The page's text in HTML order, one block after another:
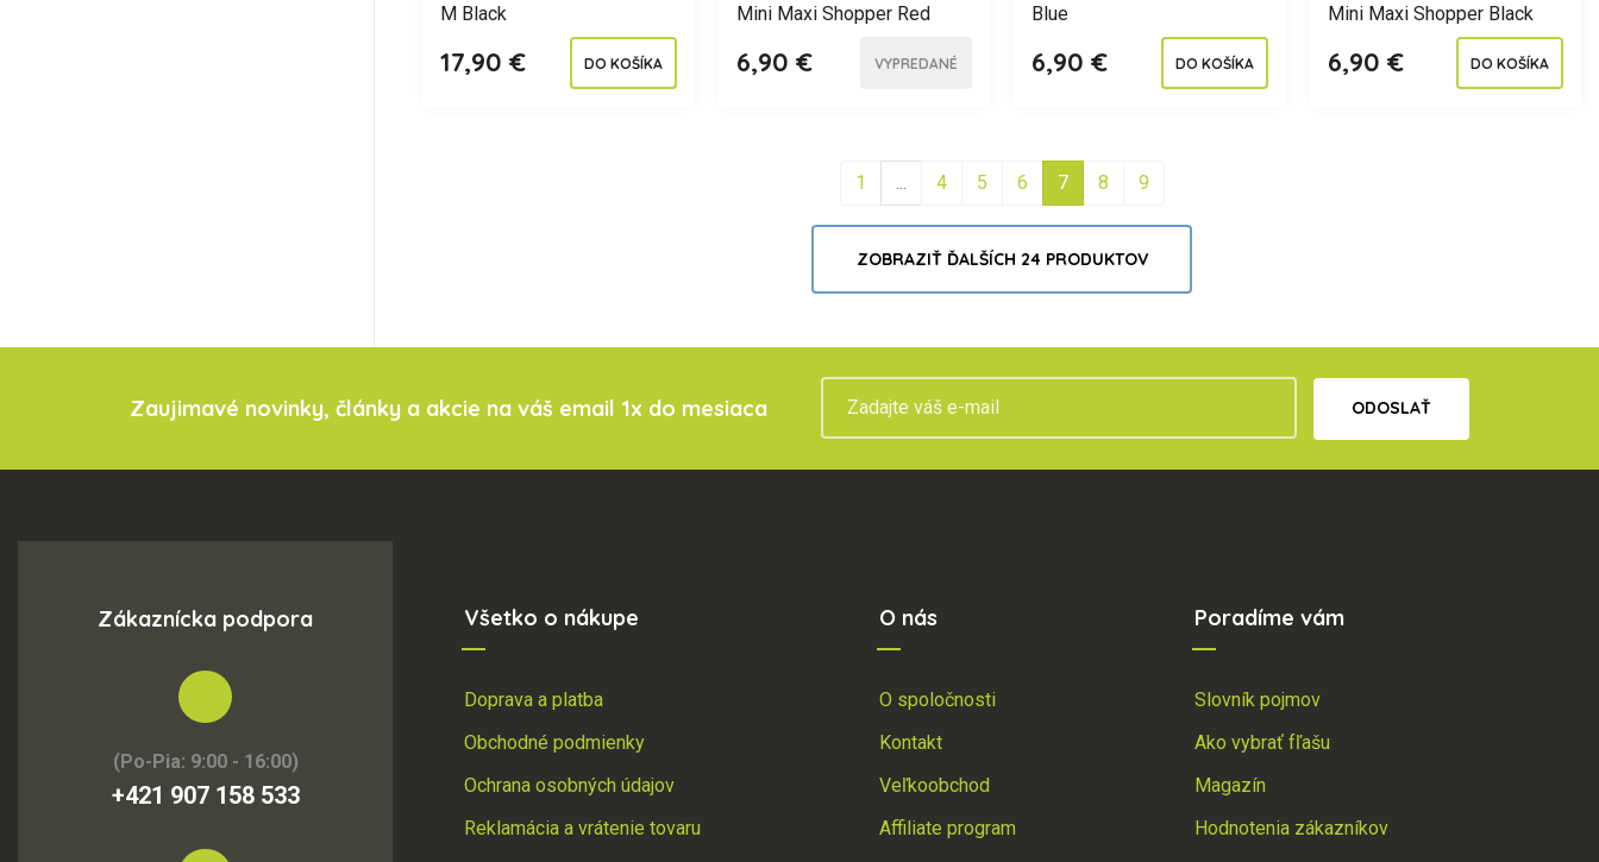
M Black
17,90 € DO KOŠÍKA
Mini Maxi Shopper Red
6,90 € VYPREDANÉ
Blue
6,90 € DO KOŠÍKA
Mini Maxi Shopper Black
6,90 € DO KOŠÍKA
1 4 5 6 7 8 9
ZOBRAZIŤ ĎALŠÍCH 24 PRODUKTOV
Zaujimavé novinky, články a akcie na váš email 1x do mesiaca ODOSLAŤ
Zákaznícka podpora
(Po-Pia: 9:00 - 16:00)
+421 907 158 533
Všetko o nákupe
Doprava a platba
Obchodné podmienky
Ochrana osobných údajov
Reklamácia a vrátenie tovaru
O nás
O spoločnosti
Kontakt
Veľkoobchod
Affiliate program
Poradíme vám
Slovník pojmov
Ako vybrať fľašu
Magazín
Hodnotenia zákazníkov